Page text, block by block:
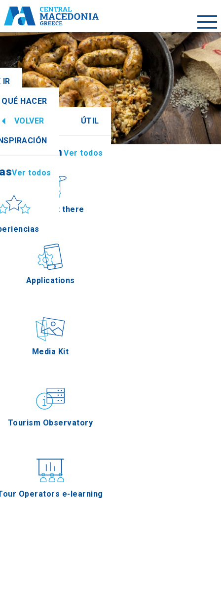
IR
QUÉ HACER
VOLVER ÚTIL
Ver todos
How to get there
Applications
Media Kit
Tourism Observatory
Operators e-learning
Ver todos